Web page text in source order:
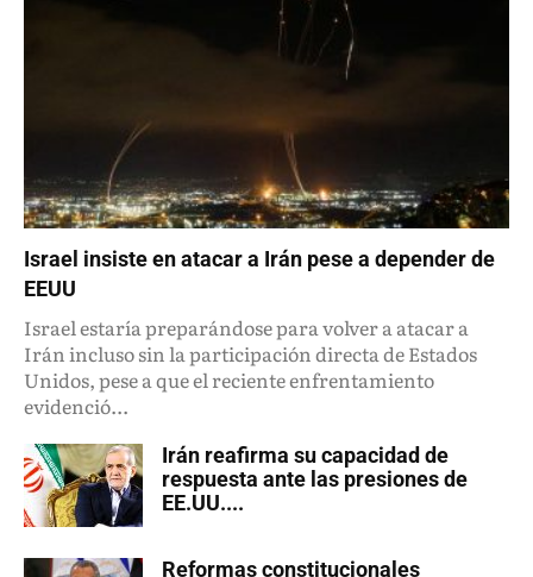
Israel insiste en atacar a Irán pese a depender de
EEUU
Israel estaría preparándose para volver a atacar a
Irán incluso sin la participación directa de Estados
Unidos, pese a que el reciente enfrentamiento
evidenció...
Irán reafirma su capacidad de
respuesta ante las presiones de
EE.UU....
Reformas constitucionales